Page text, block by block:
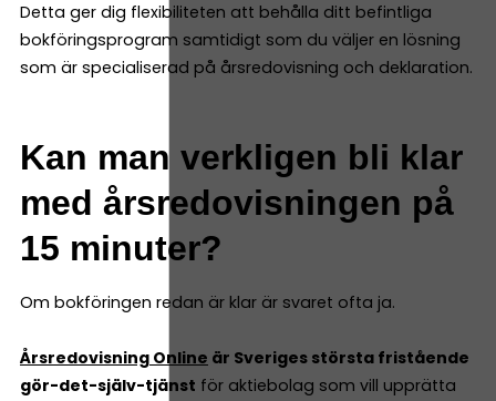
Detta ger dig flexibiliteten att behålla ditt befintliga
bokföringsprogram samtidigt som du väljer en lösning
som är specialiserad på årsredovisning och deklaration.
Kan man verkligen bli klar
med årsredovisningen på
15 minuter?
Om bokföringen redan är klar är svaret ofta ja.
Årsredovisning Online är Sveriges största fristående
gör-det-själv-tjänst för aktiebolag som vill upprätta